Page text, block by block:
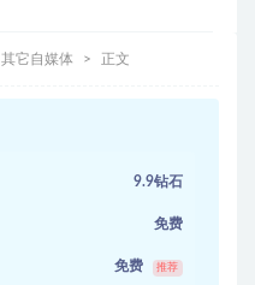
其它自媒体 正文
9.9钻石
免费
免费 推荐